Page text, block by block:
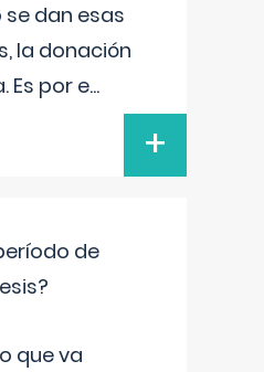
se dan esas
la donación
Es por e...
+
de
que va